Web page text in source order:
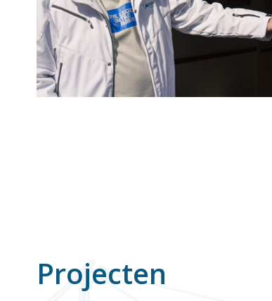
Projecten